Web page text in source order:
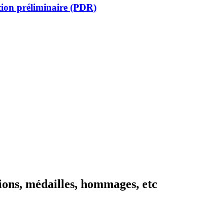
préliminaire (PDR)
médailles, hommages, etc